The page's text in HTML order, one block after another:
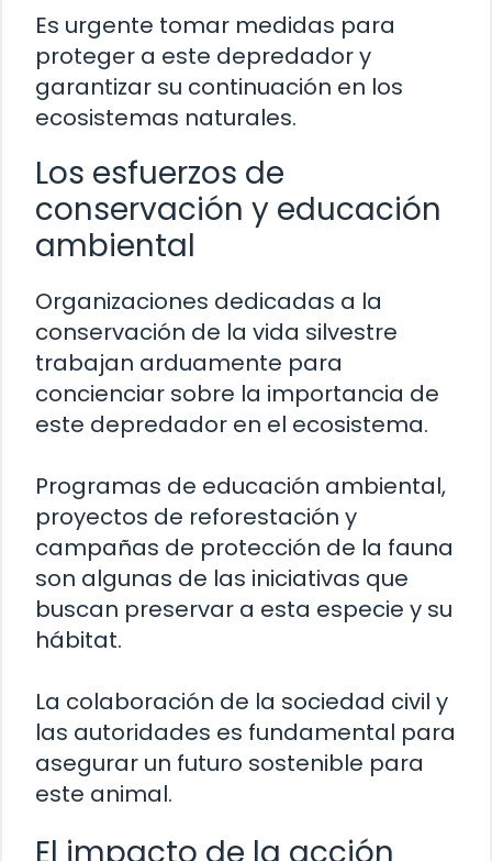
Es urgente tomar medidas para
proteger a este depredador y
garantizar su continuación en los
ecosistemas naturales.
Los esfuerzos de
conservación y educación
ambiental
Organizaciones dedicadas a la
conservación de la vida silvestre
trabajan arduamente para
concienciar sobre la importancia de
este depredador en el ecosistema.
Programas de educación ambiental,
proyectos de reforestación y
campañas de protección de la fauna
son algunas de las iniciativas que
buscan preservar a esta especie y su
hábitat.
La colaboración de la sociedad civil y
las autoridades es fundamental para
asegurar un futuro sostenible para
este animal.